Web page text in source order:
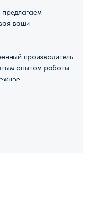
ваши
производитель
опытом работы